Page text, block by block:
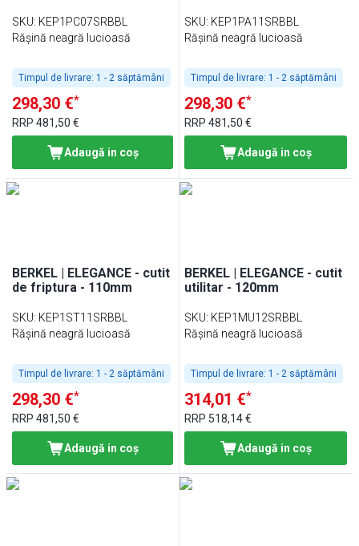
SKU: KEP1PC07SRBBL
Rășină neagră lucioasă
Timpul de livrare: 1 - 2 săptămâni
298,30 €*
RRP 481,50 €
Adaugă in coş
SKU: KEP1PA11SRBBL
Rășină neagră lucioasă
Timpul de livrare: 1 - 2 săptămâni
298,30 €*
RRP481,50 €
Adaugă in coş
BERKEL | ELEGANCE - cutit
de friptura - 110mm
SKU: KEP1ST11SRBBL
Rășină neagră lucioasă
Timpul de livrare: 1 - 2 săptămâni
298,30 €*
RRP 481,50 €
Adaugă in coş
BERKEL | ELEGANCE - cutit
utilitar - 120mm
SKU: KEP1MU12SRBBL
Rășină neagră lucioasă
Timpul de livrare: 1 - 2 săptămâni
314,01 €*
RRP 518,14 €
Adaugă in coş